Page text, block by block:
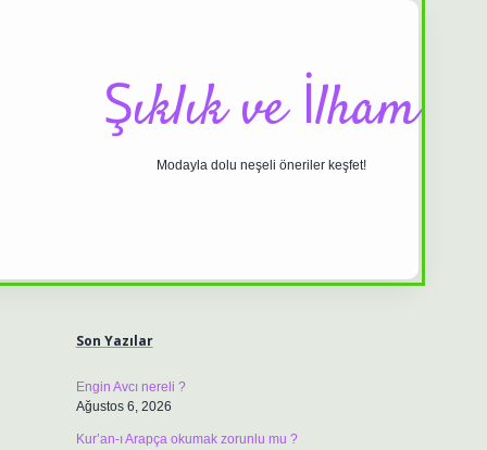
Şıklık ve İlham
Modayla dolu neşeli öneriler keşfet!
Son Yazılar
Engin Avcı nereli ?
Ağustos 6, 2026
Kur’an-ı Arapça okumak zorunlu mu ?